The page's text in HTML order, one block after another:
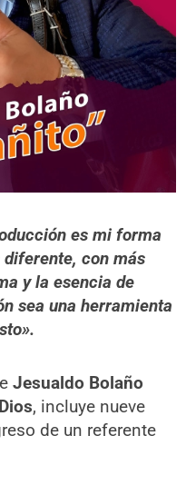
es mi forma
diferente, con más
y la esencia de
sea una herramienta
Jesualdo Bolaño
, incluye nueve
de un referente